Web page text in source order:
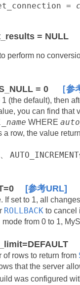
=
= NULL
perform no
= 0 ［参
1 (the default), then
you can find that
WHERE
a row, the value
[参考URL]
If set to 1, all
ROLLBACK to cancel
mode from 0 to 1,
rows to return from
that the server
was configured